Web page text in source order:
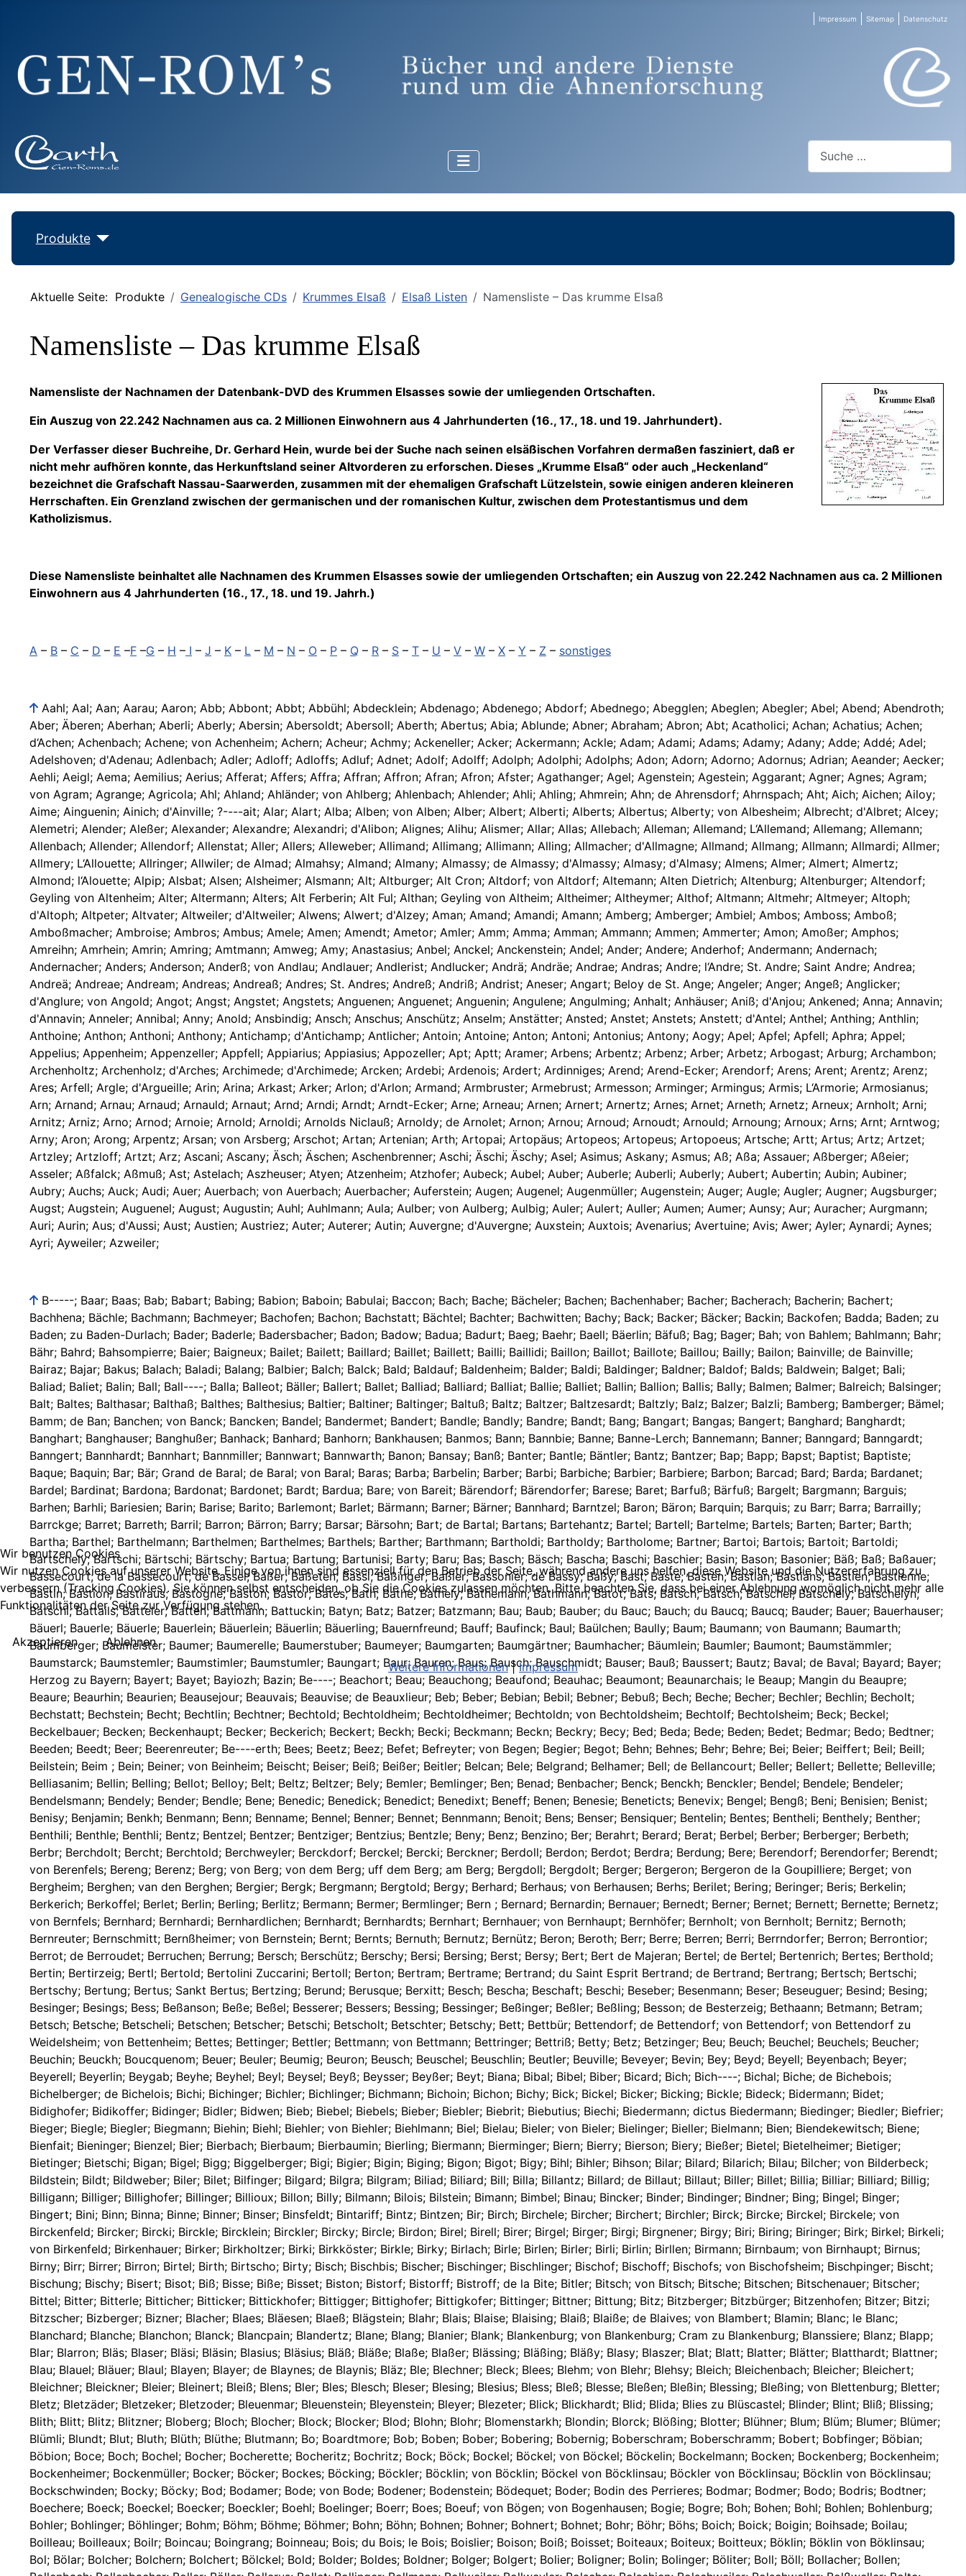
Impressum Sitemap Datenschutz
Produkte
Aktuelle Seite: Produkte Genealogische CDs Krummes Elsaß Elsaß Listen Namensliste – Das krumme Elsaß
Namensliste – Das krumme Elsaß
Namensliste der Nachnamen der Datenbank-DVD des Krummen Elsasses sowie der umliegenden Ortschaften.
Ein Auszug von 22.242 Nachnamen aus ca. 2 Millionen Einwohnern aus 4 Jahrhunderten (16., 17., 18. und 19. Jahrhundert).
Der Verfasser dieser Buchreihe, Dr. Gerhard Hein, wurde bei der Suche nach seinen elsäßischen Vorfahren dermaßen fasziniert, daß er
nicht mehr aufhören konnte, das Herkunftsland seiner Altvorderen zu erforschen. Dieses „Krumme Elsaß“ oder auch „Heckenland“
bezeichnet die Grafschaft Nassau-Saarwerden, zusammen mit der ehemaligen Grafschaft Lützelstein, sowie einigen anderen kleineren
Herrschaften. Ein Grenzland zwischen der germanischen und der romanischen Kultur, zwischen dem Protestantismus und dem
Katholizismus.
Diese Namensliste beinhaltet alle Nachnamen des Krummen Elsasses sowie der umliegenden Ortschaften; ein Auszug von 22.242 Nachnamen aus ca. 2 Millionen
Einwohnern aus 4 Jahrhunderten (16., 17., 18. und 19. Jahrh.)
A – B – C – D – E –F –G – H – I – J – K – L – M – N – O – P – Q – R – S – T – U – V – W – X – Y – Z – sonstiges
Aahl; Aal; Aan; Aarau; Aaron; Abb; Abbont; Abbt; Abbühl; Abdecklein; Abdenago; Abdenego; Abdorf; Abednego; Abegglen; Abeglen; Abegler; Abel; Abend; Abendroth;
Aber; Äberen; Aberhan; Aberli; Aberly; Abersin; Abersoldt; Abersoll; Aberth; Abertus; Abia; Ablunde; Abner; Abraham; Abron; Abt; Acatholici; Achan; Achatius; Achen;
d‘Achen; Achenbach; Achene; von Achenheim; Achern; Acheur; Achmy; Ackeneller; Acker; Ackermann; Ackle; Adam; Adami; Adams; Adamy; Adany; Adde; Addé; Adel;
Adelshoven; d'Adenau; Adlenbach; Adler; Adloff; Adloffs; Adluf; Adnet; Adolf; Adolff; Adolph; Adolphi; Adolphs; Adon; Adorn; Adorno; Adornus; Adrian; Aeander; Aecker;
Aehli; Aeigl; Aema; Aemilius; Aerius; Afferat; Affers; Affra; Affran; Affron; Afran; Afron; Afster; Agathanger; Agel; Agenstein; Agestein; Aggarant; Agner; Agnes; Agram;
von Agram; Agrange; Agricola; Ahl; Ahland; Ahländer; von Ahlberg; Ahlenbach; Ahlender; Ahli; Ahling; Ahmrein; Ahn; de Ahrensdorf; Ahrnspach; Aht; Aich; Aichen; Ailoy;
Aime; Ainguenin; Ainich; d'Ainville; ?----ait; Alar; Alart; Alba; Alben; von Alben; Alber; Albert; Alberti; Alberts; Albertus; Alberty; von Albesheim; Albrecht; d'Albret; Alcey;
Alemetri; Alender; Aleßer; Alexander; Alexandre; Alexandri; d'Alibon; Alignes; Alihu; Alismer; Allar; Allas; Allebach; Alleman; Allemand; L‘Allemand; Allemang; Allemann;
Allenbach; Allender; Allendorf; Allenstat; Aller; Allers; Alleweber; Allimand; Allimang; Allimann; Alling; Allmacher; d'Allmagne; Allmand; Allmang; Allmann; Allmardi; Allmer;
Allmery; L‘Allouette; Allringer; Allwiler; de Almad; Almahsy; Almand; Almany; Almassy; de Almassy; d'Almassy; Almasy; d'Almasy; Almens; Almer; Almert; Almertz;
Almond; l‘Alouette; Alpip; Alsbat; Alsen; Alsheimer; Alsmann; Alt; Altburger; Alt Cron; Altdorf; von Altdorf; Altemann; Alten Dietrich; Altenburg; Altenburger; Altendorf;
Geyling von Altenheim; Alter; Altermann; Alters; Alt Ferberin; Alt Ful; Althan; Geyling von Altheim; Altheimer; Altheymer; Althof; Altmann; Altmehr; Altmeyer; Altoph;
d'Altoph; Altpeter; Altvater; Altweiler; d'Altweiler; Alwens; Alwert; d'Alzey; Aman; Amand; Amandi; Amann; Amberg; Amberger; Ambiel; Ambos; Amboss; Amboß;
Amboßmacher; Ambroise; Ambros; Ambus; Amele; Amen; Amendt; Ametor; Amler; Amm; Amma; Amman; Ammann; Ammen; Ammerter; Amon; Amoßer; Amphos;
Amreihn; Amrhein; Amrin; Amring; Amtmann; Amweg; Amy; Anastasius; Anbel; Anckel; Anckenstein; Andel; Ander; Andere; Anderhof; Andermann; Andernach;
Andernacher; Anders; Anderson; Anderß; von Andlau; Andlauer; Andlerist; Andlucker; Andrä; Andräe; Andrae; Andras; Andre; l‘Andre; St. Andre; Saint Andre; Andrea;
Andreä; Andreae; Andream; Andreas; Andreaß; Andres; St. Andres; Andreß; Andriß; Andrist; Aneser; Angart; Beloy de St. Ange; Angeler; Anger; Angeß; Anglicker;
d'Anglure; von Angold; Angot; Angst; Angstet; Angstets; Anguenen; Anguenet; Anguenin; Angulene; Angulming; Anhalt; Anhäuser; Aniß; d'Anjou; Ankened; Anna; Annavin;
d'Annavin; Anneler; Annibal; Anny; Anold; Ansbindig; Ansch; Anschus; Anschütz; Anselm; Anstätter; Ansted; Anstet; Anstets; Anstett; d'Antel; Anthel; Anthing; Anthlin;
Anthoine; Anthon; Anthoni; Anthony; Antichamp; d'Antichamp; Antlicher; Antoin; Antoine; Anton; Antoni; Antonius; Antony; Aogy; Apel; Apfel; Apfell; Aphra; Appel;
Appelius; Appenheim; Appenzeller; Appfell; Appiarius; Appiasius; Appozeller; Apt; Aptt; Aramer; Arbens; Arbentz; Arbenz; Arber; Arbetz; Arbogast; Arburg; Archambon;
Archenholtz; Archenholz; d'Arches; Archimede; d'Archimede; Arcken; Ardebi; Ardenois; Ardert; Ardinniges; Arend; Arend-Ecker; Arendorf; Arens; Arent; Arentz; Arenz;
Ares; Arfell; Argle; d'Argueille; Arin; Arina; Arkast; Arker; Arlon; d'Arlon; Armand; Armbruster; Armebrust; Armesson; Arminger; Armingus; Armis; L‘Armorie; Armosianus;
Arn; Arnand; Arnau; Arnaud; Arnauld; Arnaut; Arnd; Arndi; Arndt; Arndt-Ecker; Arne; Arneau; Arnen; Arnert; Arnertz; Arnes; Arnet; Arneth; Arnetz; Arneux; Arnholt; Arni;
Arnitz; Arniz; Arno; Arnod; Arnoie; Arnold; Arnoldi; Arnolds Niclauß; Arnoldy; de Arnolet; Arnon; Arnou; Arnoud; Arnoudt; Arnould; Arnoung; Arnoux; Arns; Arnt; Arntwog;
Arny; Aron; Arong; Arpentz; Arsan; von Arsberg; Arschot; Artan; Artenian; Arth; Artopai; Artopäus; Artopeos; Artopeus; Artopoeus; Artsche; Artt; Artus; Artz; Artzet;
Artzley; Artzloff; Artzt; Arz; Ascani; Ascany; Äsch; Äschen; Aschenbrenner; Aschi; Äschi; Äschy; Asel; Asimus; Askany; Asmus; Aß; Aßa; Assauer; Aßberger; Aßeier;
Asseler; Aßfalck; Aßmuß; Ast; Astelach; Aszheuser; Atyen; Atzenheim; Atzhofer; Aubeck; Aubel; Auber; Auberle; Auberli; Auberly; Aubert; Aubertin; Aubin; Aubiner;
Aubry; Auchs; Auck; Audi; Auer; Auerbach; von Auerbach; Auerbacher; Auferstein; Augen; Augenel; Augenmüller; Augenstein; Auger; Augle; Augler; Augner; Augsburger;
Augst; Augstein; Auguenel; August; Augustin; Auhl; Auhlmann; Aula; Aulber; von Aulberg; Aulbig; Auler; Aulert; Auller; Aumen; Aumer; Aunsy; Aur; Auracher; Aurgmann;
Auri; Aurin; Aus; d'Aussi; Aust; Austien; Austriez; Auter; Auterer; Autin; Auvergne; d'Auvergne; Auxstein; Auxtois; Avenarius; Avertuine; Avis; Awer; Ayler; Aynardi; Aynes;
Ayri; Ayweiler; Azweiler;
B-----; Baar; Baas; Bab; Babart; Babing; Babion; Baboin; Babulai; Baccon; Bach; Bache; Bächeler; Bachen; Bachenhaber; Bacher; Bacherach; Bacherin; Bachert; Bachhena; Bächle; Bachmann; Bachmeyer; Bachofen; Bachon; Bachstatt; Bächtel; Bachter; Bachwitten; Bachy; Back; Backer; Bäcker; Backin; Backofen; Badda; Baden; zu Baden; zu Baden-Durlach; Bader; Baderle; Badersbacher; Badon; Badow; Badua; Badurt; Baeg; Baehr; Baell; Bäerlin; Bäfuß; Bag; Bager; Bah; von Bahlem; Bahlmann; Bahr; Bähr; Bahrd; Bahsompierre; Baier; Baigneux; Bailet; Bailett; Baillard; Baillet; Baillett; Bailli; Baillidi; Baillon; Baillot; Baillote; Baillou; Bailly; Bailon; Bainville; de Bainville; Bairaz; Bajar; Bakus; Balach; Baladi; Balang; Balbier; Balch; Balck; Bald; Baldauf; Baldenheim; Balder; Baldi; Baldinger; Baldner; Baldof; Balds; Baldwein; Balget; Bali; Baliad; Baliet; Balin; Ball; Ball----; Balla; Balleot; Bäller; Ballert; Ballet; Balliad; Balliard; Balliat; Ballie; Balliet; Ballin; Ballion; Ballis; Bally; Balmen; Balmer; Balreich; Balsinger; Balt; Baltes; Balthasar; Balthaß; Balthes; Balthesius; Baltier; Baltiner; Baltinger; Baltuß; Baltz; Baltzer; Baltzesardt; Baltzly; Balz; Balzer; Balzli; Bamberg; Bamberger; Bämel; Bamm; de Ban; Banchen; von Banck; Bancken; Bandel; Bandermet; Bandert; Bandle; Bandly; Bandre; Bandt; Bang; Bangart; Bangas; Bangert; Banghard; Banghardt; Banghart; Banghauser; Banghußer; Banhack; Banhard; Banhorn; Bankhausen; Banmos; Bann; Bannbie; Banne; Banne-Lerch; Bannemann; Banner; Banngard; Banngardt; Banngert; Bannhardt; Bannhart; Bannmiller; Bannwart; Bannwarth; Banon; Bansay; Banß; Banter; Bantle; Bäntler; Bantz; Bantzer; Bap; Bapp; Bapst; Baptist; Baptiste; Baque; Baquin; Bar; Bär; Grand de Baral; de Baral; von Baral; Baras; Barba; Barbelin; Barber; Barbi; Barbiche; Barbier; Barbiere; Barbon; Barcad; Bard; Barda; Bardanet; Bardel; Bardinat; Bardona; Bardonat; Bardonet; Bardt; Bardua; Bare; von Bareit; Bärendorf; Bärendorfer; Barese; Baret; Barfuß; Bärfuß; Bargelt; Bargmann; Barguis; Barhen; Barhli; Bariesien; Barin; Barise; Barito; Barlemont; Barlet; Bärmann; Barner; Bärner; Bannhard; Barntzel; Baron; Bäron; Barquin; Barquis; zu Barr; Barra; Barrailly; Barrckge; Barret; Barreth; Barril; Barron; Bärron; Barry; Barsar; Bärsohn; Bart; de Bartal; Bartans; Bartehantz; Bartel; Bartell; Bartelme; Bartels; Barten; Barter; Barth; Bartha; Barthel; Barthelmann; Barthelmen; Barthelmes; Barthels; Barther; Barthmann; Bartholdi; Bartholdy; Bartholome; Bartner; Bartoi; Bartois; Bartoit; Bartoldi; Bartschely; Bartschi; Bärtschi; Bärtschy; Bartua; Bartung; Bartunisi; Barty; Baru; Bas; Basch; Bäsch; Bascha; Baschi; Baschier; Basin; Bason; Basonier; Bäß; Baß; Baßauer; Bassecourt; de la Bassecourt; de Bassel; Baßer; Baßeten; Bassi; Baßinger; Baßler; Bassonier; de Bassy; Baßy; Bast; Baste; Basten; Bastian; Bastians; Bastien; Bastienne; Bastin; Bastion; Bastiraus; Bastogne; Baston; Bastor; Bates; Bath; Bathe; Bathely; Bathemann; Bathmann; Batot; Bats; Batsch; Bätsch; Batschel; Batschely; Batschelyn; Bätschi; Battails; Batteler; Batten; Battmann; Battuckin; Batyn; Batz; Batzer; Batzmann; Bau; Baub; Bauber; du Bauc; Bauch; du Baucq; Baucq; Bauder; Bauer; Bauerhauser; Bäuerl; Bauerle; Bäuerle; Bauerlein; Bäuerlein; Bäuerlin; Bäuerling; Bauernfreund; Bauff; Baufinck; Baul; Baülchen; Baully; Baum; Baumann; von Baumann; Baumarth; Baumberger; Baumeister; Baumer; Baumerelle; Baumerstuber; Baumeyer; Baumgarten; Baumgärtner; Baumhacher; Bäumlein; Baumler; Baumont; Baumstämmler; Baumstarck; Baumstemler; Baumstimler; Baumstumler; Baungart; Baur; Bauren; Baus; Bausch; Bauschmidt; Bauser; Bauß; Baussert; Bautz; Baval; de Baval; Bayard; Bayer; Herzog zu Bayern; Bayert; Bayet; Bayiozh; Bazin; Be----; Beachort; Beau; Beauchong; Beaufond; Beauhac; Beaumont; Beaunarchais; le Beaup; Mangin du Beaupre; Beaure; Beaurhin; Beaurien; Beausejour; Beauvais; Beauvise; de Beauxlieur; Beb; Beber; Bebian; Bebil; Bebner; Bebuß; Bech; Beche; Becher; Bechler; Bechlin; Becholt; Bechstatt; Bechstein; Becht; Bechtlin; Bechtner; Bechtold; Bechtoldheim; Bechtoldheimer; Bechtoldn; von Bechtoldsheim; Bechtolf; Bechtolsheim; Beck; Beckel; Beckelbauer; Becken; Beckenhaupt; Becker; Beckerich; Beckert; Beckh; Becki; Beckmann; Beckn; Beckry; Becy; Bed; Beda; Bede; Beden; Bedet; Bedmar; Bedo; Bedtner; Beeden; Beedt; Beer; Beerenreuter; Be----erth; Bees; Beetz; Beez; Befet; Befreyter; von Begen; Begier; Begot; Behn; Behnes; Behr; Behre; Bei; Beier; Beiffert; Beil; Beill; Beilstein; Beim ; Bein; Beiner; von Beinheim; Beischt; Beiser; Beiß; Beißer; Beitler; Belcan; Bele; Belgrand; Belhamer; Bell; de Bellancourt; Beller; Bellert; Bellette; Belleville; Belliasanim; Bellin; Belling; Bellot; Belloy; Belt; Beltz; Beltzer; Bely; Bemler; Bemlinger; Ben; Benad; Benbacher; Benck; Benckh; Benckler; Bendel; Bendele; Bendeler; Bendelsmann; Bendely; Bender; Bendle; Bene; Benedic; Benedick; Benedict; Benedixt; Beneff; Benen; Benesie; Beneticts; Benevix; Bengel; Bengß; Beni; Benisien; Benist; Benisy; Benjamin; Benkh; Benmann; Benn; Benname; Bennel; Benner; Bennet; Bennmann; Benoit; Bens; Benser; Bensiquer; Bentelin; Bentes; Bentheli; Benthely; Benther; Benthili; Benthle; Benthli; Bentz; Bentzel; Bentzer; Bentziger; Bentzius; Bentzle; Beny; Benz; Benzino; Ber; Berahrt; Berard; Berat; Berbel; Berber; Berberger; Berbeth; Berbr; Berchdolt; Bercht; Berchtold; Berchweyler; Berckdorf; Berckel; Bercki; Berckner; Berdoll; Berdon; Berdot; Berdra; Berdung; Bere; Berendorf; Berendorfer; Berendt; von Berenfels; Bereng; Berenz; Berg; von Berg; von dem Berg; uff dem Berg; am Berg; Bergdoll; Bergdolt; Berger; Bergeron; Bergeron de la Goupilliere; Berget; von Bergheim; Berghen; van den Berghen; Bergier; Bergk; Bergmann; Bergtold; Bergy; Berhard; Berhaus; von Berhausen; Berhs; Berilet; Bering; Beringer; Beris; Berkelin; Berkerich; Berkoffel; Berlet; Berlin; Berling; Berlitz; Bermann; Bermer; Bermlinger; Bern ; Bernard; Bernardin; Bernauer; Bernedt; Berner; Bernet; Bernett; Bernette; Bernetz; von Bernfels; Bernhard; Bernhardi; Bernhardlichen; Bernhardt; Bernhardts; Bernhart; Bernhauer; von Bernhaupt; Bernhöfer; Bernholt; von Bernholt; Bernitz; Bernoth; Bernreuter; Bernschmitt; Bernßheimer; von Bernstein; Bernt; Bernts; Bernuth; Bernutz; Bernütz; Beron; Beroth; Berr; Berre; Berren; Berri; Berrndorfer; Berron; Berrontior; Berrot; de Berroudet; Berruchen; Berrung; Bersch; Berschütz; Berschy; Bersi; Bersing; Berst; Bersy; Bert; Bert de Majeran; Bertel; de Bertel; Bertenrich; Bertes; Berthold; Bertin; Bertirzeig; Bertl; Bertold; Bertolini Zuccarini; Bertoll; Berton; Bertram; Bertrame; Bertrand; du Saint Esprit Bertrand; de Bertrand; Bertrang; Bertsch; Bertschi; Bertschy; Bertung; Bertus; Sankt Bertus; Bertzing; Berund; Berusque; Berxitt; Besch; Bescha; Beschaft; Beschi; Beseber; Besenmann; Beser; Beseuguer; Besind; Besing; Besinger; Besings; Bess; Beßanson; Beße; Beßel; Besserer; Bessers; Bessing; Bessinger; Beßinger; Beßler; Beßling; Besson; de Besterzeig; Bethaann; Betmann; Betram; Betsch; Betsche; Betscheli; Betschen; Betscher; Betschi; Betscholt; Betschter; Betschy; Bett; Bettbür; Bettendorf; de Bettendorf; von Bettendorf; von Bettendorf zu Weidelsheim; von Bettenheim; Bettes; Bettinger; Bettler; Bettmann; von Bettmann; Bettringer; Bettriß; Betty; Betz; Betzinger; Beu; Beuch; Beuchel; Beuchels; Beucher; Beuchin; Beuckh; Boucquenom; Beuer; Beuler; Beumig; Beuron; Beusch; Beuschel; Beuschlin; Beutler; Beuville; Beveyer; Bevin; Bey; Beyd; Beyell; Beyenbach; Beyer; Beyerell; Beyerlin; Beygab; Beyhe; Beyhel; Beyl; Beysel; Beyß; Beysser; Beyßer; Beyt; Biana; Bibal; Bibel; Biber; Bicard; Bich; Bich----; Bichal; Biche; de Bichebois; Bichelberger; de Bichelois; Bichi; Bichinger; Bichler; Bichlinger; Bichmann; Bichoin; Bichon; Bichy; Bick; Bickel; Bicker; Bicking; Bickle; Bideck; Bidermann; Bidet; Bidighofer; Bidikoffer; Bidinger; Bidler; Bidwen; Bieb; Biebel; Biebels; Bieber; Biebler; Biebrit; Biebutius; Biechi; Biedermann; dictus Biedermann; Biedinger; Biedler; Biefrier; Bieger; Biegle; Biegler; Biegmann; Biehin; Biehl; Biehler; von Biehler; Biehlmann; Biel; Bielau; Bieler; von Bieler; Bielinger; Bieller; Bielmann; Bien; Biendekewitsch; Biene; Bienfait; Bieninger; Bienzel; Bier; Bierbach; Bierbaum; Bierbaumin; Bierling; Biermann; Bierminger; Biern; Bierry; Bierson; Biery; Bießer; Bietel; Bietelheimer; Bietiger; Bietinger; Bietschi; Bigan; Bigel; Bigg; Biggelberger; Bigi; Bigier; Bigin; Biging; Bigon; Bigot; Bigy; Bihl; Bihler; Bihson; Bilar; Bilard; Bilarich; Bilau; Bilcher; von Bilderbeck; Bildstein; Bildt; Bildweber; Biler; Bilet; Bilfinger; Bilgard; Bilgra; Bilgram; Biliad; Biliard; Bill; Billa; Billantz; Billard; de Billaut; Billaut; Biller; Billet; Billia; Billiar; Billiard; Billig; Billigann; Billiger; Billighofer; Billinger; Billioux; Billon; Billy; Bilmann; Bilois; Bilstein; Bimann; Bimbel; Binau; Bincker; Binder; Bindinger; Bindner; Bing; Bingel; Binger; Bingert; Bini; Binn; Binna; Binne; Binner; Binser; Binsfeldt; Bintariff; Bintz; Bintzen; Bir; Birch; Birchele; Bircher; Birchert; Birchler; Birck; Bircke; Birckel; Birckele; von Birckenfeld; Bircker; Bircki; Birckle; Bircklein; Birckler; Bircky; Bircle; Birdon; Birel; Birell; Birer; Birgel; Birger; Birgi; Birgnener; Birgy; Biri; Biring; Biringer; Birk; Birkel; Birkeli; von Birkenfeld; Birkenhauer; Birker; Birkholtzer; Birki; Birkköster; Birkle; Birky; Birlach; Birle; Birlen; Birler; Birli; Birlin; Birllen; Birmann; Birnbaum; von Birnhaupt; Birnus; Birny; Birr; Birrer; Birron; Birtel; Birth; Birtscho; Birty; Bisch; Bischbis; Bischer; Bischinger; Bischlinger; Bischof; Bischoff; Bischofs; von Bischofsheim; Bischpinger; Bischt; Bischung; Bischy; Bisert; Bisot; Biß; Bisse; Biße; Bisset; Biston; Bistorf; Bistorff; Bistroff; de la Bite; Bitler; Bitsch; von Bitsch; Bitsche; Bitschen; Bitschenauer; Bitscher; Bittel; Bitter; Bitterle; Bitticher; Bitticker; Bittickhofer; Bittigger; Bittighofer; Bittigkofer; Bittinger; Bittner; Bittung; Bitz; Bitzberger; Bitzbürger; Bitzenhof
Wir benutzen Cookies
Wir nutzen Cookies auf unserer Website. Einige von ihnen sind essenziell für den Betrieb der Seite, während andere uns helfen, diese Website und die Nutzererfahrung zu
verbessern (Tracking Cookies). Sie können selbst entscheiden, ob Sie die Cookies zulassen möchten. Bitte beachten Sie, dass bei einer Ablehnung womöglich nicht mehr alle
Funktionalitäten der Seite zur Verfügung stehen.
Akzeptieren
Ablehnen
Weitere Informationen|Impressum